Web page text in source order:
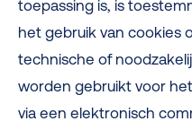
toepassing is, is
het gebruik van cookies
technische of
worden gebruikt voor
via een elektronisch